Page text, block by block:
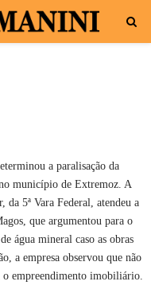
a paralisação da
município de Extremoz. A
5ª Vara Federal, atendeu a
que argumentou para o
água mineral caso as obras
a empresa observou que não
o empreendimento imobiliário.